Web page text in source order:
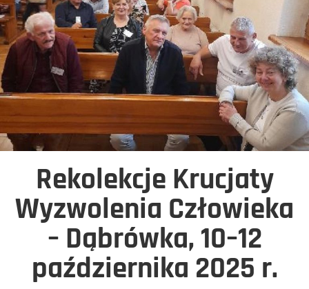
Rekolekcje Krucjaty
Wyzwolenia Człowieka
– Dąbrówka, 10–12
października 2025 r.